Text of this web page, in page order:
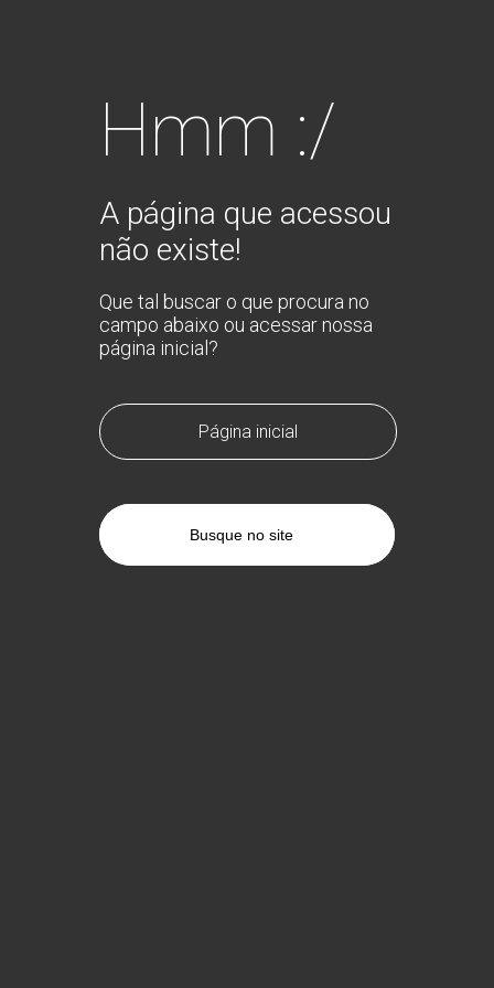
Hmm :/
A página que acessou
não existe!
Que tal buscar o que procura no
campo abaixo ou acessar nossa
página inicial?
Página inicial